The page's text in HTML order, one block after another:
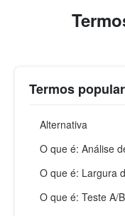
Termos
Alternativa
O que é: Análise
O que é: Largura
O que é: Teste A/B